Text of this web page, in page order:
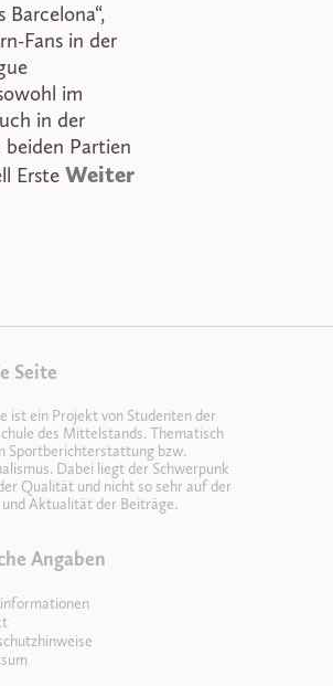
Fans in der
im
in der
Partien
Erste Weiter
Seite
ist ein Projekt von Studenten der
des Mittelstands. Thematisch
Sportberichterstattung bzw.
Dabei liegt der Schwerpunk
Qualität und nicht so sehr auf der
Aktualität der Beiträge.
Angaben